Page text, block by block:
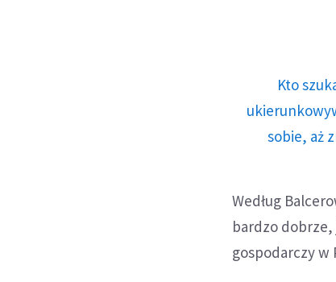
Kto
sobie, aż
Według
bardzo
gospodarczy w